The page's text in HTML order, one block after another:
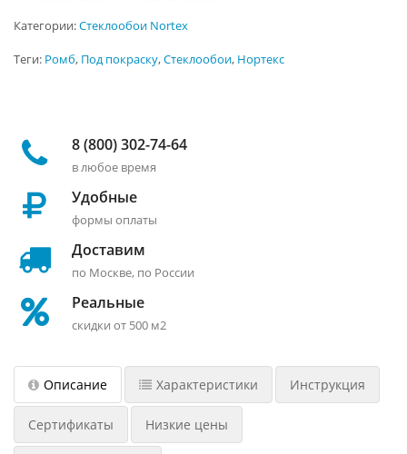
Категории:Стеклообои Nortex
Теги: Ромб, Под покраску,Стеклообои, Нортекс
8 (800) 302-74-64
в любое время
Удобные
формы оплаты
Доставим
по Москве, по России
Реальные
скидки от 500 м2
Описание Характеристики Инструкция
Сертификаты Низкие цены